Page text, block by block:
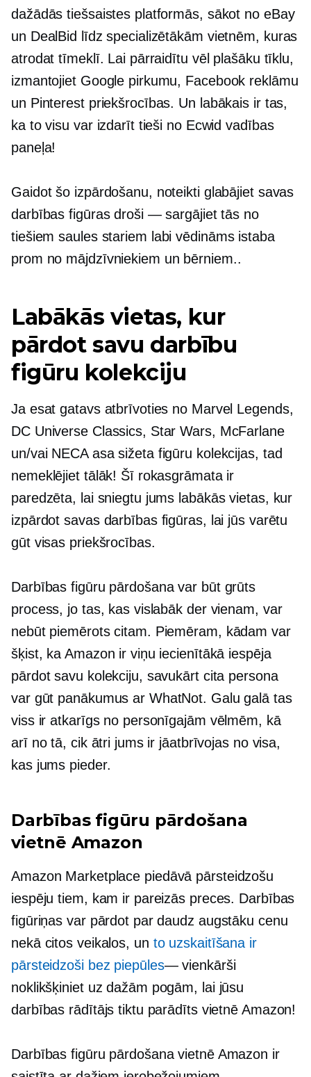
dažādās tiešsaistes platformās, sākot no eBay
un DealBid līdz specializētākām vietnēm, kuras
atrodat tīmeklī. Lai pārraidītu vēl plašāku tīklu,
izmantojiet Google pirkumu, Facebook reklāmu
un Pinterest priekšrocības. Un labākais ir tas,
ka to visu var izdarīt tieši no Ecwid vadības
paneļa!
Gaidot šo izpārdošanu, noteikti glabājiet savas
darbības figūras droši — sargājiet tās no
tiešiem saules stariem labi vēdināmsistaba
prom no mājdzīvniekiem un bērniem..
Labākās vietas, kur
pārdot savu darbību
figūru kolekciju
Ja esat gatavs atbrīvoties no Marvel Legends,
DC Universe Classics, Star Wars, McFarlane
un/vai NECA asa sižeta figūru kolekcijas, tad
nemeklējiet tālāk! Šī rokasgrāmata ir
paredzēta, lai sniegtu jums labākās vietas, kur
izpārdot savas darbības figūras, lai jūs varētu
gūt visas priekšrocības.
Darbības figūru pārdošana var būt grūts
process, jo tas, kas vislabāk der vienam, var
nebūt piemērots citam. Piemēram, kādam var
šķist, ka Amazon ir viņu iecienītākā iespēja
pārdot savu kolekciju, savukārt cita persona
var gūt panākumus ar WhatNot. Galu galā tas
viss ir atkarīgs no personīgajām vēlmēm, kā
arī no tā, cik ātri jums ir jāatbrīvojas no visa,
kas jums pieder.
Darbības figūru pārdošana
vietnē Amazon
Amazon Marketplace piedāvā pārsteidzošu
iespēju tiem, kam ir pareizās preces. Darbības
figūriņas var pārdot par daudz augstāku cenu
nekā citos veikalos, un to uzskaitīšana ir
pārsteidzoši bez piepūles— vienkārši
noklikšķiniet uz dažām pogām, lai jūsu
darbības rādītājs tiktu parādīts vietnē Amazon!
Darbības figūru pārdošana vietnē Amazon ir